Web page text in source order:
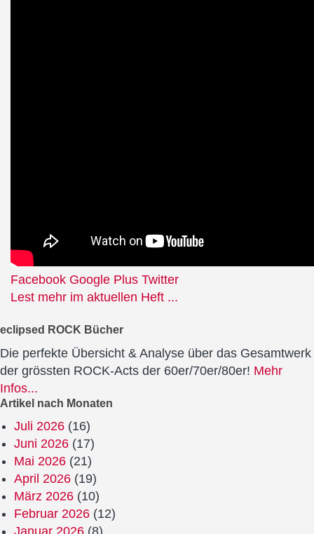
Facebook Google Plus Twitter
Lest mehr im aktuellen Heft ...
eclipsed ROCK Bücher
Die perfekte Übersicht & Analyse über das Gesamtwerk
der grössten ROCK-Acts der 60er/70er/80er! Mehr
Infos...
Artikel nach Monaten
Juli 2026 (16)
Juni 2026 (17)
Mai 2026 (21)
April 2026 (19)
März 2026 (10)
Februar 2026 (12)
Januar 2026 (8)